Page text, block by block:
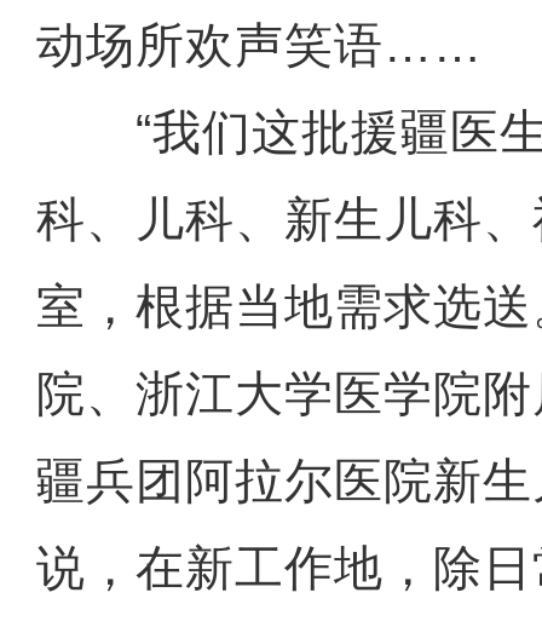
动场所欢声笑语……
“我们这批援疆医生
科、儿科、新生儿科
室，根据当地需求选
院、浙江大学医学院
疆兵团阿拉尔医院新
说，在新工作地，除